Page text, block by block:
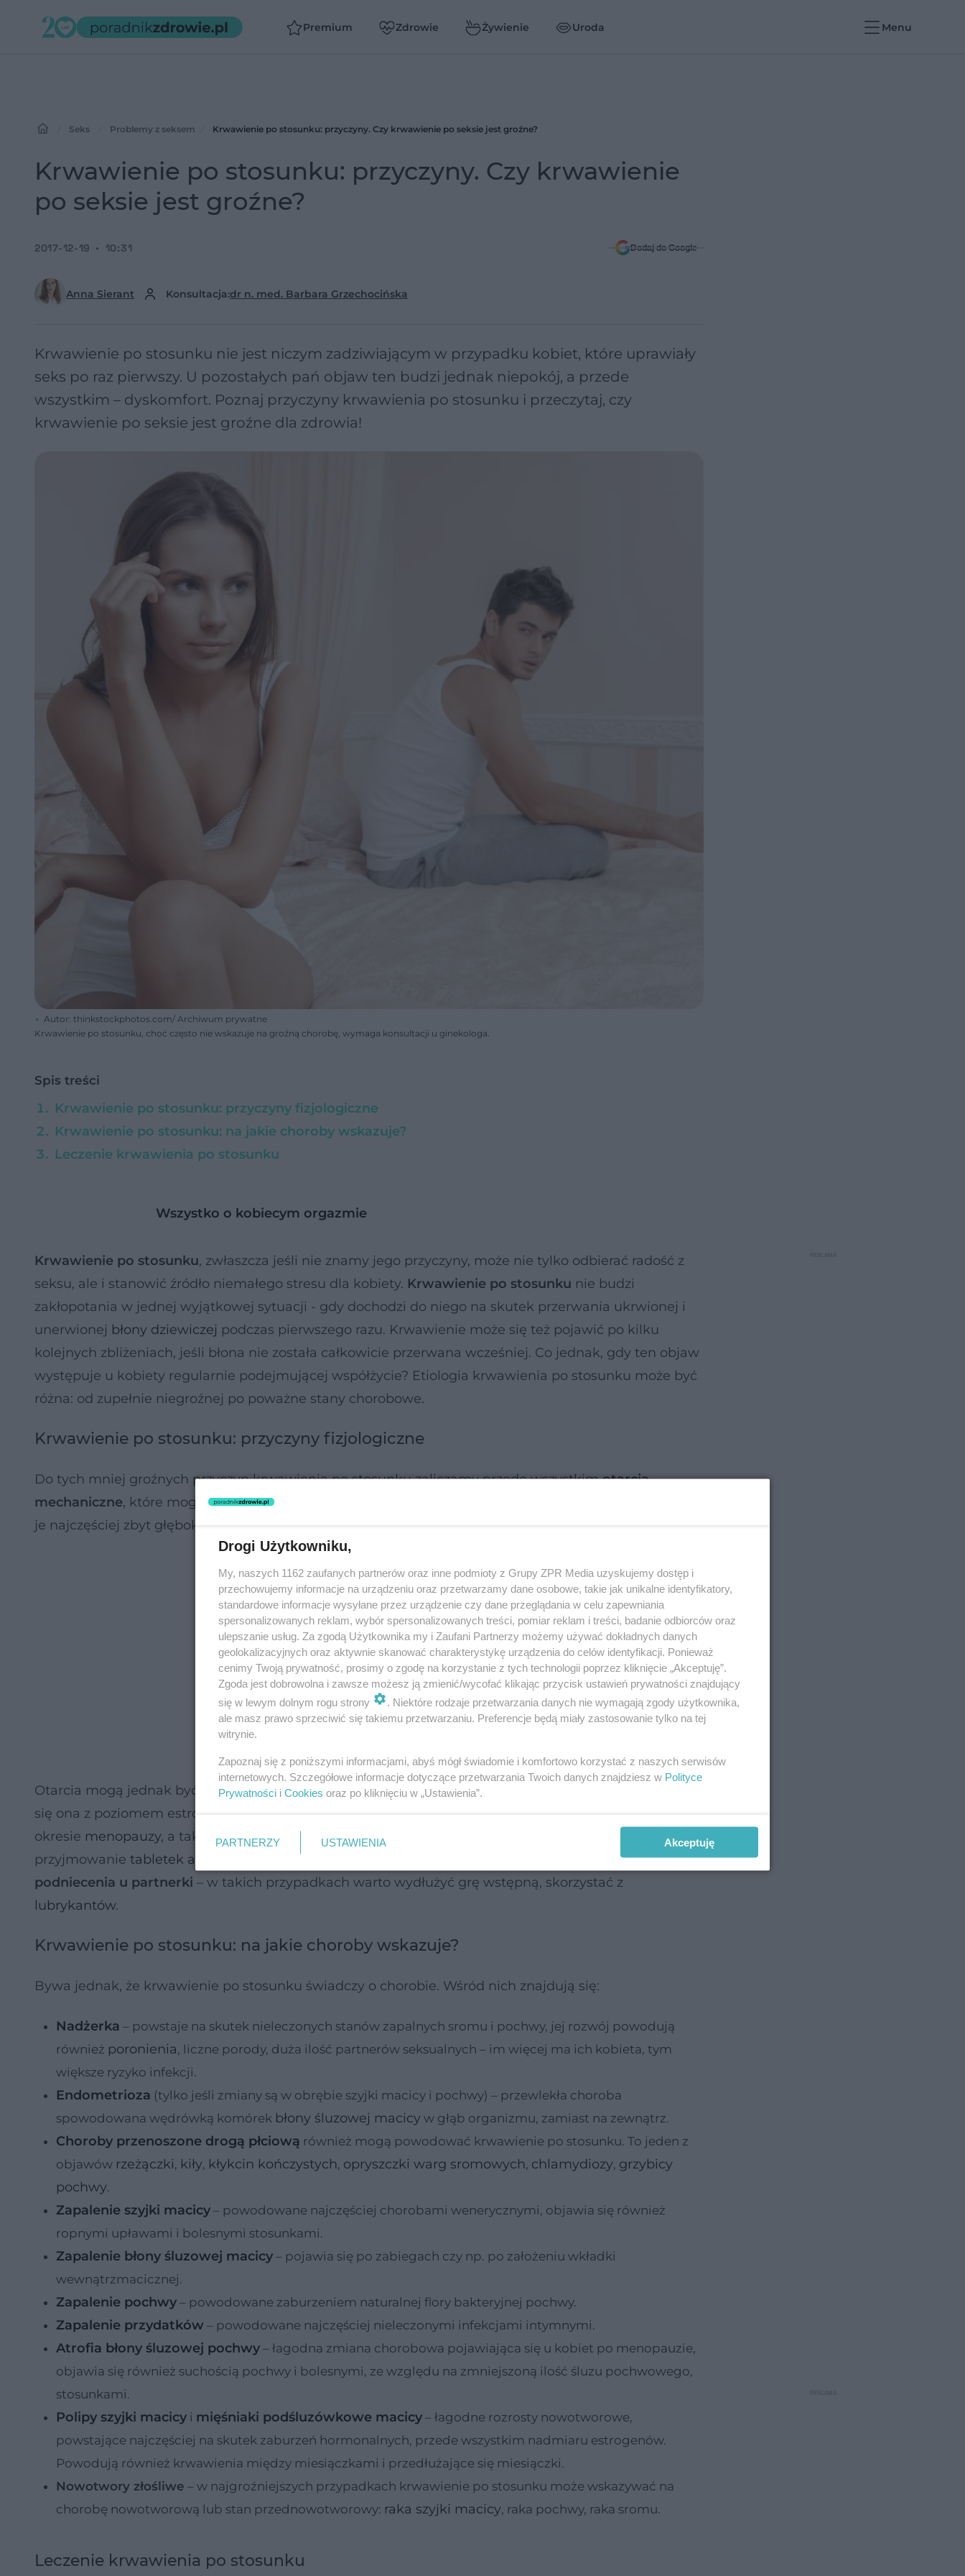
Premium Zdrowie Żywienie Uroda Menu
Seks Problemy z seksem Krwawienie po stosunku: przyczyny. Czy krwawienie po seksie jest groźne?
Krwawienie po stosunku: przyczyny. Czy krwawienie
po seksie jest groźne?
Anna Sierant Konsultacja:dr n. med. Barbara Grzechocińska
2017-12-19 10:31 Dodaj do Google
Krwawienie po stosunku nie jest niczym zadziwiającym w przypadku kobiet, które uprawiały
seks po raz pierwszy. U pozostałych pań objaw ten budzi jednak niepokój, a przede
wszystkim – dyskomfort. Poznaj przyczyny krwawienia po stosunku i przeczytaj, czy
krwawienie po seksie jest groźne dla zdrowia!
Autor: thinkstockphotos.com/ Archiwum prywatne
Krwawienie po stosunku, choć często nie wskazuje na groźną chorobę, wymaga konsultacji u ginekologa.
Spis treści
Krwawienie po stosunku: przyczyny fizjologiczne
Krwawienie po stosunku: na jakie choroby wskazuje?
Leczenie krwawienia po stosunku
Wszystko o kobiecym orgazmie
Krwawienie po stosunku, zwłaszcza jeśli nie znamy jego przyczyny, może nie tylko odbierać radość z
seksu, ale i stanowić źródło niemałego stresu dla kobiety. Krwawienie po stosunku nie budzi
zakłopotania w jednej wyjątkowej sytuacji - gdy dochodzi do niego na skutek przerwania ukrwionej i
unerwionej błony dziewiczej podczas pierwszego razu. Krwawienie może się też pojawić po kilku
kolejnych zbliżeniach, jeśli błona nie została całkowicie przerwana wcześniej. Co jednak, gdy ten objaw
występuje u kobiety regularnie podejmującej współżycie? Etiologia krwawienia po stosunku może być
różna: od zupełnie niegroźnej po poważne stany chorobowe.
Krwawienie po stosunku: przyczyny fizjologiczne
Do tych mniej groźnych przyczyn krwawienia po stosunku zaliczamy przede wszystkimotarcia
mechaniczne, które mogą się pojawić nawet u pań, które od dawna są aktywne seksualnie. Powoduje
je najczęściej zbyt głęboka lub zbyt szybka penetracja.
Otarcia mogą jednak być także spowodowane dokuczającą wielu kobietom
się ona z poziomem estrogenów w organizmie, który jest szczególnie niski przed okresem, u kobiet w
okresie menopauzy, a także u przyszłych i młodych mam. Suchość
może również powodować
przyjmowanie tabletek antykoncepcyjnych
Czasem też suchość pochwy jest wynikiem braku
podniecenia u partnerki – w takich przypadkach warto wydłużyć grę wstępną, skorzystać z
lubrykantów.
Krwawienie po stosunku: na jakie choroby wskazuje?
Bywa jednak, że krwawienie po stosunku świadczy o chorobie. Wśród nich znajdują się:
Nadżerka – powstaje na skutek nieleczonych stanów zapalnych sromu i pochwy, jej rozwój powodują
również poronienia, liczne porody, duża ilość partnerów seksualnych – im więcej ma ich kobieta, tym
większe ryzyko infekcji.
Endometrioza (tylko jeśli zmiany są w obrębie szyjki macicy i pochwy) – przewlekła choroba
spowodowana wędrówką komórek błony śluzowej macicy w głąb organizmu, zamiast na zewnątrz.
Choroby przenoszone drogą płciową również mogą powodować krwawienie po stosunku. To jeden z
objawów rzeżączki, kiły, kłykcin kończystych, opryszczki warg sromowych, chlamydiozy, grzybicy
pochwy.
Zapalenie szyjki macicy – powodowane najczęściej chorobami wenerycznymi, objawia się również
ropnymi upławami i bolesnymi stosunkami.
Zapalenie błony śluzowej macicy – pojawia się po zabiegach czy np. po założeniu wkładki
wewnątrzmacicznej.
Zapalenie pochwy – powodowane zaburzeniem naturalnej flory bakteryjnej pochwy.
Zapalenie przydatków – powodowane najczęściej nieleczonymi infekcjami intymnymi.
Atrofia błony śluzowej pochwy – łagodna zmiana chorobowa pojawiająca się u kobiet po menopauzie,
objawia się również suchością pochwy i bolesnymi, ze względu na zmniejszoną ilość śluzu pochwowego,
stosunkami.
Polipy szyjki macicy i mięśniaki podśluzówkowe macicy – łagodne rozrosty nowotworowe,
powstające najczęściej na skutek zaburzeń hormonalnych, przede wszystkim nadmiaru estrogenów.
Powodują również krwawienia między miesiączkami i przedłużające się miesiączki.
Nowotwory złośliwe – w najgroźniejszych przypadkach krwawienie po stosunku może wskazywać na
chorobę nowotworową lub stan przednowotworowy: raka szyjki macicy, raka pochwy, raka sromu.
Leczenie krwawienia po stosunku
Drogi Użytkowniku,
My, naszych 1162 zaufanych partnerów oraz inne podmioty z Grupy ZPR Media uzyskujemy dostęp i
przechowujemy informacje na urządzeniu oraz przetwarzamy dane osobowe, takie jak unikalne identyfikatory,
standardowe informacje wysyłane przez urządzenie czy dane przeglądania w celu zapewniania
spersonalizowanych reklam, wybór spersonalizowanych treści, pomiar reklam i treści, badanie odbiorców oraz
ulepszanie usług. Za zgodą Użytkownika my i Zaufani Partnerzy możemy używać dokładnych danych
geolokalizacyjnych oraz aktywnie skanować charakterystykę urządzenia do celów identyfikacji. Ponieważ
cenimy Twoją prywatność, prosimy o zgodę na korzystanie z tych technologii poprzez kliknięcie „Akceptuję”.
Zgoda jest dobrowolna i zawsze możesz ją zmienić/wycofać klikając przycisk ustawień prywatności znajdujący
się w lewym dolnym rogu strony
. Niektóre rodzaje przetwarzania danych nie wymagają zgody użytkownika,
ale masz prawo sprzeciwić się takiemu przetwarzaniu. Preferencje będą miały zastosowanie tylko na tej
witrynie.
Zapoznaj się z poniższymi informacjami, abyś mógł świadomie i komfortowo korzystać z naszych serwisów
internetowych. Szczegółowe informacje dotyczące przetwarzania Twoich danych znajdziesz w Polityce
Prywatności i Cookies oraz po kliknięciu w „Ustawienia”.
PARTNERZY USTAWIENIA Akceptuję